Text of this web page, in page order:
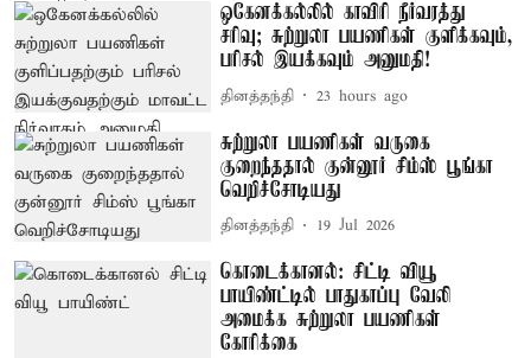
ஒகேனக்கல்லில் காவிரி நீர்வரத்து
சரிவு; சுற்றுலா பயணிகள் குளிக்கவும்,
பரிசல் இயக்கவும் அனுமதி!
தினத்தந்தி 23 hours ago
சுற்றுலா பயணிகள் வருகை
குறைந்ததால் குன்னூர் சிம்ஸ் பூங்கா
வெறிச்சோடியது
தினத்தந்தி 19 Jul 2026
கொடைக்கானல்: சிட்டி வியூ
பாயிண்ட்டில் பாதுகாப்பு வேலி
அமைக்க சுற்றுலா பயணிகள்
கோரிக்கை